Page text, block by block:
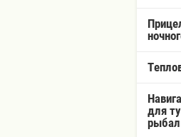
для